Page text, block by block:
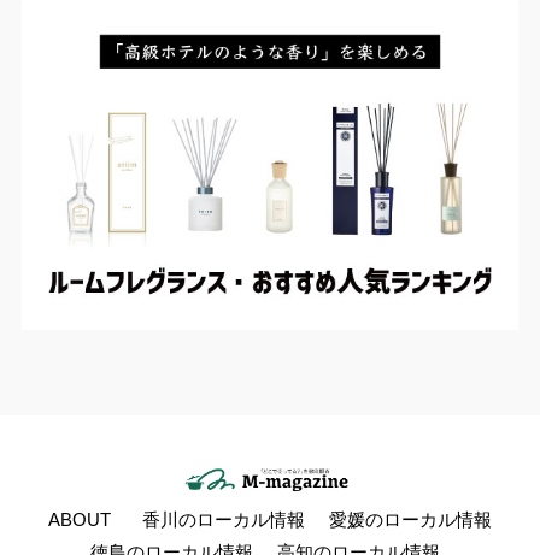
ABOUT 香川のローカル情報
愛媛のローカル情報